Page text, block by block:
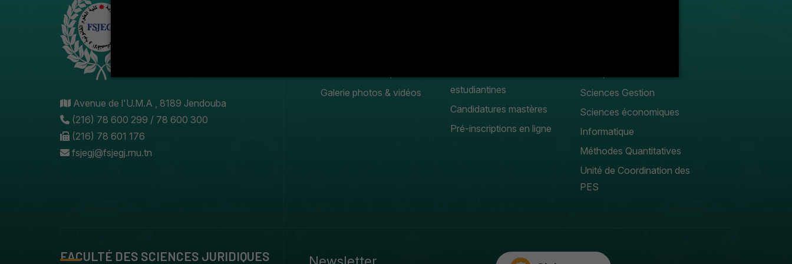
Avenue de l'U.M.A , 8189 Jendouba
(216) 78 600 299 / 78 600 300
(216) 78 601 176
fsjegj@fsjegj.rnu.tn
Galerie photos & vidéos
estudiantines
Candidatures mastères
Pré-inscriptions en ligne
Sciences Gestion
Sciences économiques
Informatique
Méthodes Quantitatives
Unité de Coordination des
PES
FACULTÉ DES SCIENCES JURIDIQUES Newsletter